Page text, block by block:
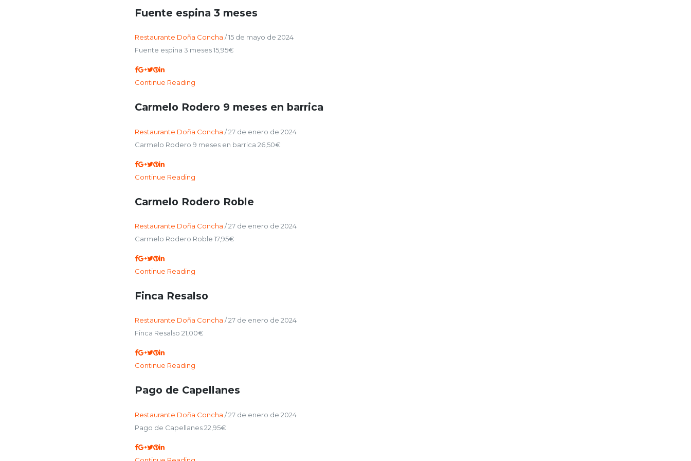
Fuente espina 3 meses
Restaurante Doña Concha /15 de mayo de 2024
Fuente espina 3 meses 15,95€
Continue Reading
Carmelo Rodero 9 meses en barrica
Restaurante Doña Concha /27 de enero de 2024
Carmelo Rodero 9 meses en barrica 26,50€
Continue Reading
Carmelo Rodero Roble
Restaurante Doña Concha /27 de enero de 2024
Carmelo Rodero Roble 17,95€
Continue Reading
Finca Resalso
Restaurante Doña Concha /27 de enero de 2024
Finca Resalso 21,00€
Continue Reading
Pago de Capellanes
Restaurante Doña Concha /27 de enero de 2024
Pago de Capellanes 22,95€